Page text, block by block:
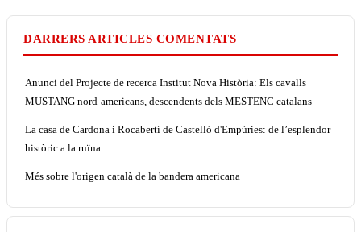
DARRERS ARTICLES COMENTATS
Anunci del Projecte de recerca Institut Nova Història: Els cavalls
MUSTANG nord-americans, descendents dels MESTENC catalans
La casa de Cardona i Rocabertí de Castelló d'Empúries: de l’esplendor
històric a la ruïna
Més sobre l'origen català de la bandera americana